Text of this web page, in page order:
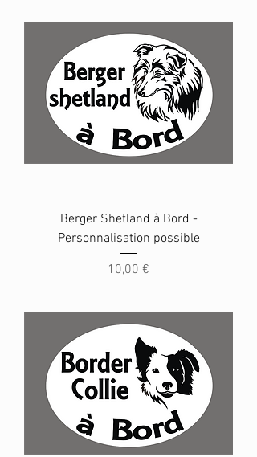
Berger Shetland à Bord -
Personnalisation possible
Prix
10,00 €